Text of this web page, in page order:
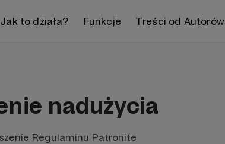
Jak to działa? Funkcje Treści od Autorów
nadużycia
Regulaminu Patronite